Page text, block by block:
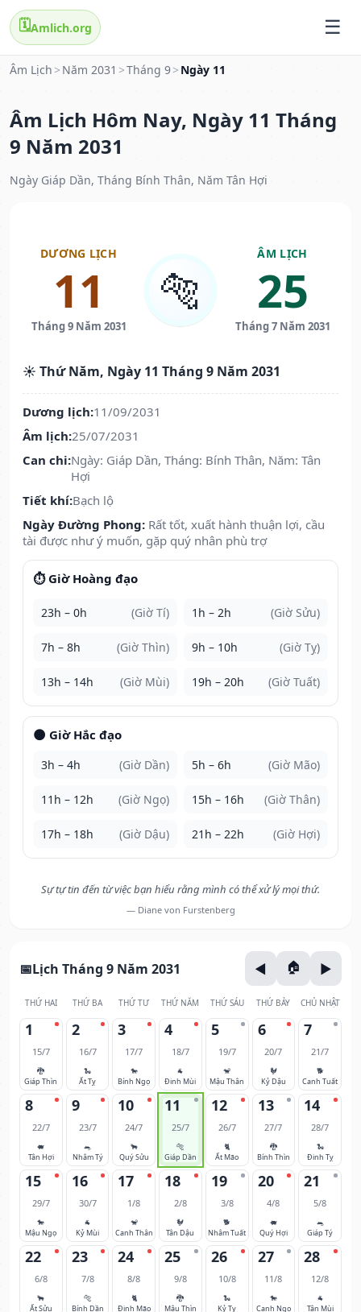
🗓️Amlich.org
Âm Lịch > Năm 2031 >Tháng 9> Ngày 11
Âm Lịch Hôm Nay, Ngày 11 Tháng
9 Năm 2031
Ngày Giáp Dần, Tháng Bính Thân, Năm Tân Hợi
DƯƠNG LỊCH
11
Tháng 9 Năm 2031
🐅
ÂM LỊCH
25
Tháng 7 Năm 2031
☀️ Thứ Năm, Ngày 11 Tháng 9 Năm 2031
Dương lịch:11/09/2031
Âm lịch:25/07/2031
Can chi:Ngày: Giáp Dần, Tháng: Bính Thân, Năm: Tân
Hợi
Tiết khí:Bạch lộ
Ngày Đường Phong: Rất tốt, xuất hành thuận lợi, cầu
tài được như ý muốn, gặp quý nhân phù trợ
⏱️ Giờ Hoàng đạo
23h – 0h (Giờ Tí) 1h – 2h (Giờ Sửu)
7h – 8h (Giờ Thìn) 9h – 10h (Giờ Tỵ)
13h – 14h (Giờ Mùi) 19h – 20h (Giờ Tuất)
🌑 Giờ Hắc đạo
3h – 4h (Giờ Dần) 5h – 6h (Giờ Mão)
11h – 12h (Giờ Ngọ) 15h – 16h (Giờ Thân)
17h – 18h (Giờ Dậu) 21h – 22h (Giờ Hợi)
Sự tự tin đến từ việc bạn hiểu rằng mình có thể xử lý mọi thứ.
— Diane von Furstenberg
Lịch Tháng 9 Năm 2031
THỨ HAI THỨ BA THỨ TƯ THỨ NĂM THỨ SÁU THỨ BẢY CHỦ NHẬT
1
15/7
🐉
Giáp Thìn
2
16/7
🐍
Ất Tỵ
3
17/7
🐎
Bính Ngọ
4
18/7
🐐
Đinh Mùi
5
19/7
🐒
Mậu Thân
6
20/7
🐓
Kỷ Dậu
7
21/7
🐕
Canh Tuất
8
22/7
🐖
Tân Hợi
9
23/7
🐀
Nhâm Tý
10
24/7
🐂
Quý Sửu
11
25/7
🐅
Giáp Dần
12
26/7
🐈
Ất Mão
13
27/7
🐉
Bính Thìn
14
28/7
🐍
Đinh Tỵ
15
29/7
🐎
Mậu Ngọ
16
30/7
🐐
Kỷ Mùi
17
1/8
🐒
Canh Thân
18
2/8
🐓
Tân Dậu
19
3/8
🐕
Nhâm Tuất
20
4/8
🐖
Quý Hợi
21
5/8
🐀
Giáp Tý
22
6/8
🐂
Ất Sửu
23
7/8
🐅
Bính Dần
24
8/8
🐈
Đinh Mão
25
9/8
🐉
Mậu Thìn
26
10/8
🐍
Kỷ Tỵ
27
11/8
🐎
Canh Ngọ
28
12/8
🐐
Tân Mùi